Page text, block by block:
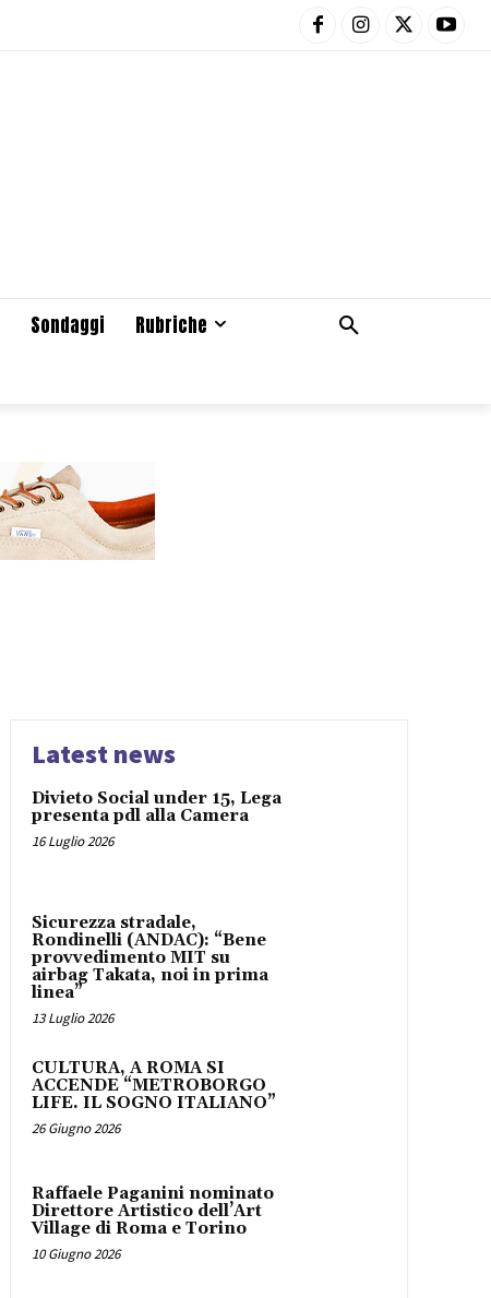
Sondaggi
Rubriche
Latest news
Divieto Social under 15, Lega
presenta pdl alla Camera
16 Luglio 2026
Sicurezza stradale,
Rondinelli (ANDAC): “Bene
provvedimento MIT su
airbag Takata, noi in prima
linea”
13 Luglio 2026
CULTURA, A ROMA SI
ACCENDE “METROBORGO
LIFE. IL SOGNO ITALIANO”
26 Giugno 2026
Raffaele Paganini nominato
Direttore Artistico dell’Art
Village di Roma e Torino
10 Giugno 2026